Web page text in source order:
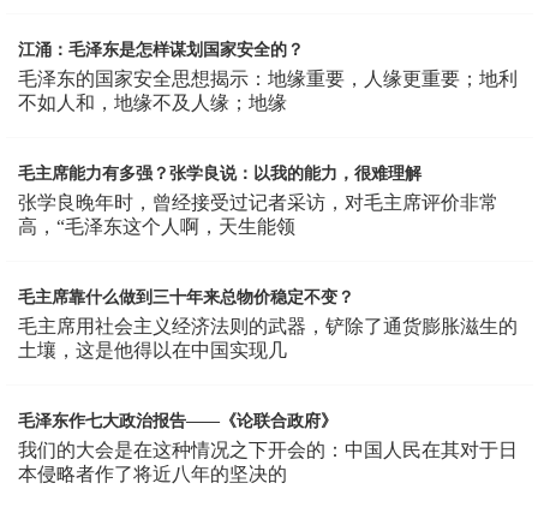
江涌：毛泽东是怎样谋划国家安全的？
毛泽东的国家安全思想揭示：地缘重要，人缘更重要；地利
不如人和，地缘不及人缘；地缘
毛主席能力有多强？张学良说：以我的能力，很难理解
张学良晚年时，曾经接受过记者采访，对毛主席评价非常
高，“毛泽东这个人啊，天生能领
毛主席靠什么做到三十年来总物价稳定不变？
毛主席用社会主义经济法则的武器，铲除了通货膨胀滋生的
土壤，这是他得以在中国实现几
毛泽东作七大政治报告——《论联合政府》
我们的大会是在这种情况之下开会的：中国人民在其对于日
本侵略者作了将近八年的坚决的